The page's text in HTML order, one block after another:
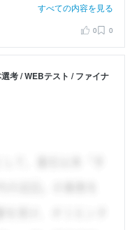
すべての内容を見る
0 0
考 / WEBテスト / ファイナ